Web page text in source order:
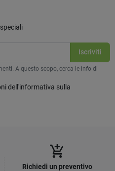
A questo scopo, cerca le info di
dell'informativa sulla
add_shopping_cart
Richiedi un preventivo